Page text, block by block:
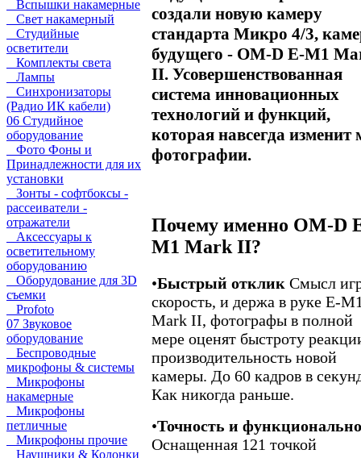
Вспышки накамерные
Свет накамерный
Студийные
осветители
Комплекты света
Лампы
Синхронизаторы
(Радио ИК кабели)
06 Студийное
оборудование
Фото Фоны и
Принадлежности для их
установки
Зонты - софтбоксы -
рассеиватели -
отражатели
Аксессуары к
осветительному
оборудованию
Оборудование для 3D
съемки
Profoto
07 Звуковое
оборудование
Беспроводные
микрофоны & системы
Микрофоны
накамерные
Микрофоны
петличные
Микрофоны прочие
Наушники & Колонки
создали новую камеру
стандарта Микро 4/3,
будущего - OM-D E-M1
II. Усовершенствованная
система инновационных
технологий и функций,
которая навсегда изменит
фотографии.
Почему именно OM-D
M1 Mark II?
•Быстрый отклик Смысл
скорость, и держа в руке E-
Mark II, фотографы в полной
мере оценят быстроту
производительность новой
камеры. До 60 кадров в
Как никогда раньше.
•Точность и
Оснащенная 121 точкой